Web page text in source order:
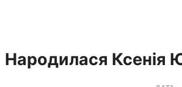
Народилася Ксенія